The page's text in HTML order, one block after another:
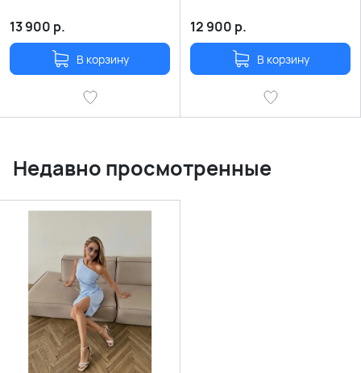
13 900 р.
В корзину
12 900 р.
В корзину
Недавно просмотренные